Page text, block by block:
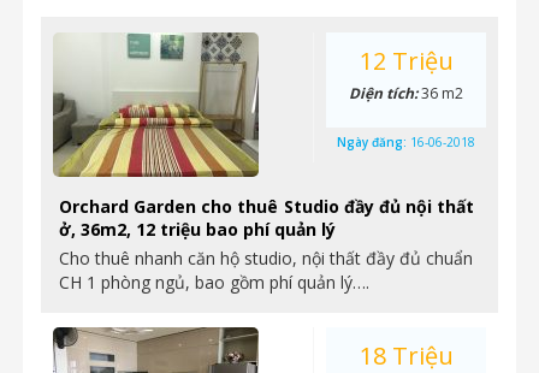
Orchard Garden cho thuê Studio đầy đủ nội thất
ở, 36m2, 12 triệu bao phí quản lý
Cho thuê nhanh căn hộ studio, nội thất đầy đủ chuẩn
CH 1 phòng ngủ, bao gồm phí quản lý….
12 Triệu
Diện tích:36 m2
Ngày đăng: 16-06-2018
18 Triệu